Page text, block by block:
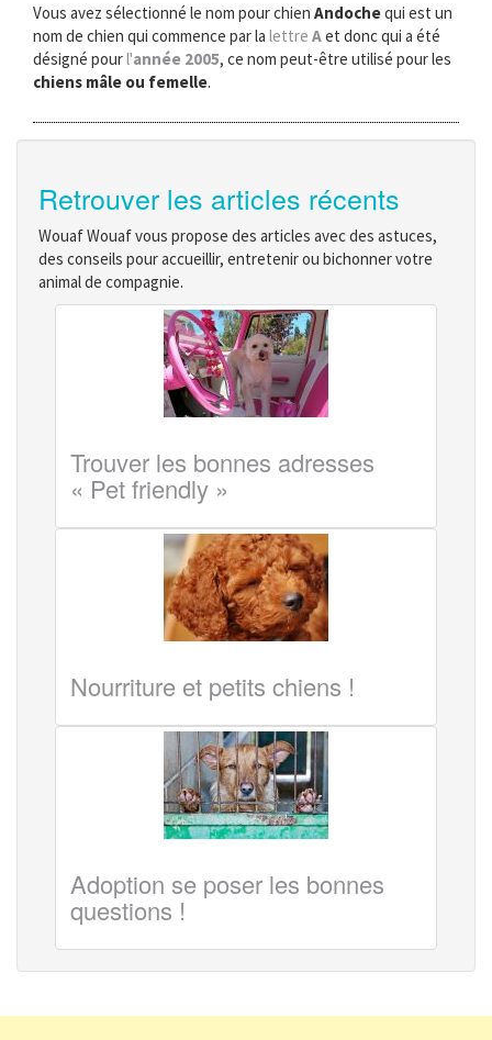
Vous avez sélectionné le nom pour chien Andochequi est un
nom de chien qui commence par la lettre Aet donc qui a été
désigné pourl'année 2005, ce nom peut-être utilisé pour les
chiens mâle ou femelle.
Retrouver les articles récents
Wouaf Wouaf vous propose des articles avec des astuces,
des conseils pour accueillir, entretenir ou bichonner votre
animal de compagnie.
Trouver les bonnes adresses
« Pet friendly »
Nourriture et petits chiens !
Adoption se poser les bonnes
questions !